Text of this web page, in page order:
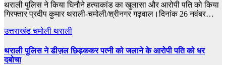
थराली पुलिस ने किया घिनौने हत्याकांड का खुलासा और आरोपी पति को किया
गिरफ्तार प्रदीप कुमार थराली-चमोली/श्रीनगर गढ़वाल।दिनांक 26 नवंबर…
उत्तराखंडचमोली थराली
थराली पुलिस ने डीज़ल छिड़ककर पत्नी को जलाने के आरोपी पति को धर
दबोचा